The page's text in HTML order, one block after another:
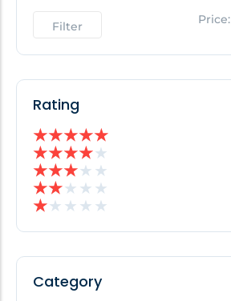
No Posts Found!
Filter Price:
Rating
★★★★★
★★★★★
★★★★ ★
★★★ ★ ★
★★ ★ ★ ★
Category